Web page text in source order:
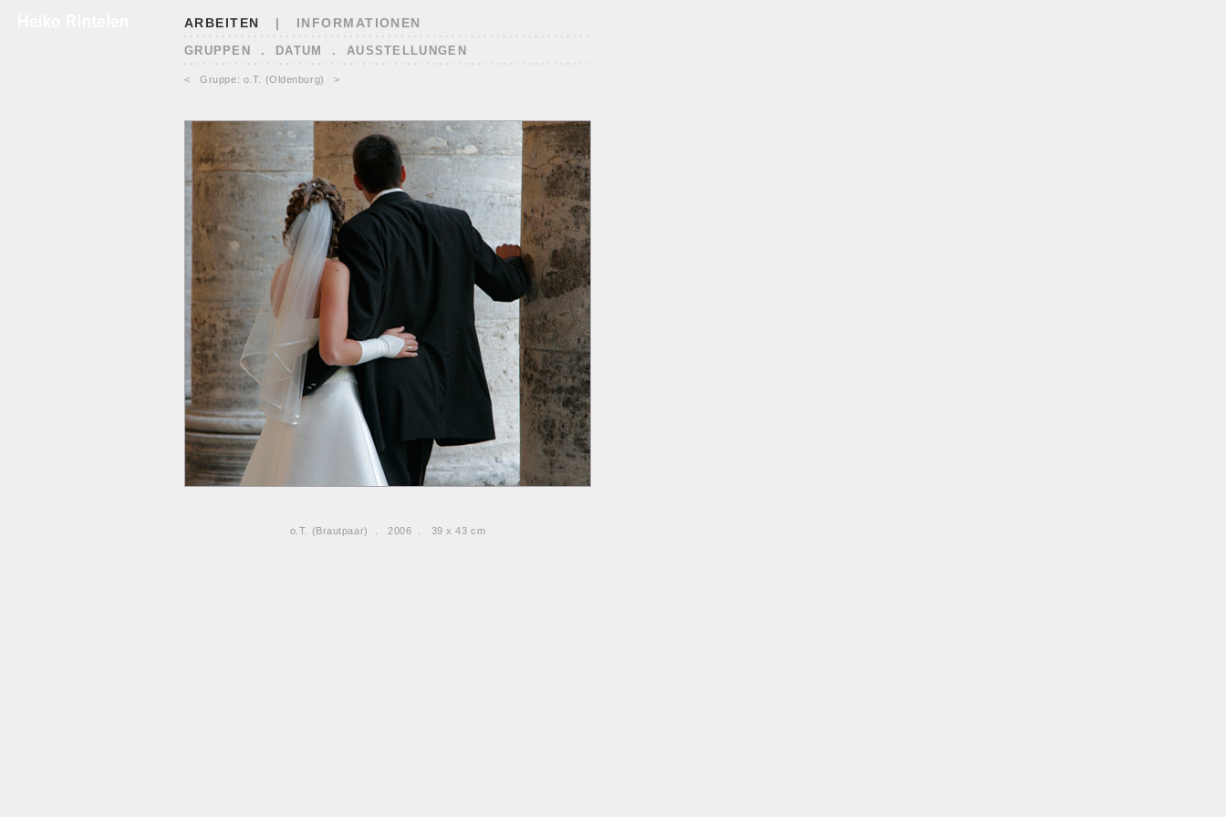
ARBEITEN | INFORMATIONEN
GRUPPEN . DATUM . AUSSTELLUNGEN
< Gruppe: o.T. (Oldenburg) >
o.T. (Brautpaar) . 2006 . 39 x 43 cm